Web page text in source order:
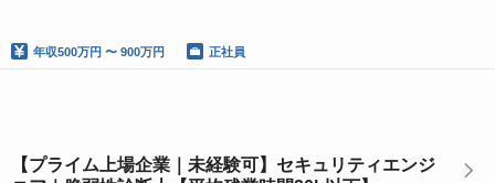
年収500万円 〜 900万円 正社員
【プライム上場企業｜未経験可】セキュリティエンジ